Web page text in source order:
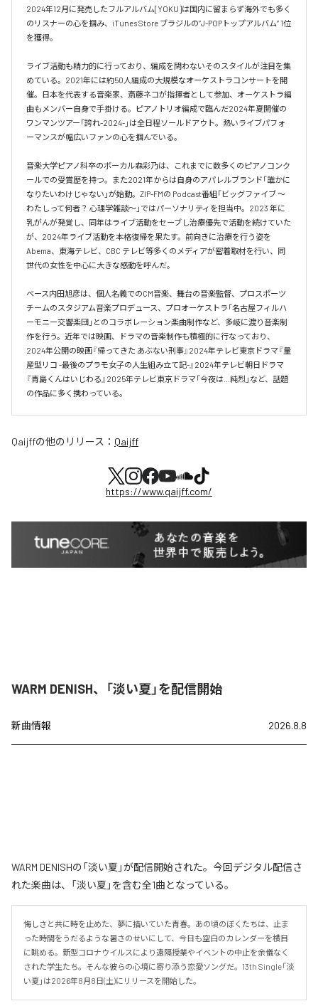
2024年12月に発売したフルアルバム[YOKU]は国内に留まらず海外でも多く
のリスナーの心を掴み、iTunes Store ブラジルの”J-POPトップアルバム” 1位
を獲得。
ライブ活動も精力的に行っており、編成を問わないそのスタイルが注目を集
めている。2021年には約50人編成の大規模なオーケストラコンサートを開
催。日本を代表する音楽家、斎藤ネコが指揮者として参加、オーケストラ編
曲もメンバー自身で手掛ける。ピアノトリオ編成で臨んだ2024年夏開催の
ワンマンツアー「誇れ-2024-」は全日程ソールドアウト。熱いライブパフォ
ーマンスが幅広いファンの心を掴んでいる。
音楽大学ピアノ科卒のボーカル森彩乃は、これまでに数多くのピアノコンク
ールでの受賞歴を持つ。また2021年からは自身のアパレルブランド「誰かに
なりたいわけじゃない」が始動。ZIP-FMの Podcast番組「ビッグファイブ 〜
わたしって何者？ 心理学雑談〜」ではパーソナリティを担当中。2023 年に
乳がんが発覚し、同年はライブ活動をセーブし治療優先で活動を続けていた
が、2024年ライブ活動を本格復帰を果たす。前向きに治療を行う姿を
Abema、東海テレビ、CBC テレビ等多くのメディアが密着取材を行い、同
世代の女性を中心に大きな感動を呼んだ。
ベース内田旭彦は、個人名義でのCM音楽、舞台の音楽監督、プロスポーツ
チームのスタジアム音楽プロデュース、プロオーケストラ「名古屋フィルハ
ーモニー交響楽団」とのコラボレーション楽曲制作など、多岐に渡り音楽制
作を行う。近年では映画、ドラマの音楽制作も積極的に行なっており、
2024年公開の映画『帰ってきた あぶない刑事』2024年テレビ東京ドラマ『量
産型リコ -最後のプラモ女子の人生組み立て記-』2024年テレビ朝日ドラマ
『青島くんはいじわる』2025年テレビ東京ドラマ「今夜は…純烈」など、話題
の作品に多く携わっている。
Qaijffの他のリリース： Qaijff
https://www.qaijff.com/
WARM DENISH、「淡い夏」を配信開始
新曲情報 2026.8.8
WARM DENISHの「淡い夏」が配信開始された。今回デジタル配信さ
れた楽曲は、「淡い夏」を含む全1曲となっている。
悔しさと共に時を止めた、夢に描いていた青春。あの頃のぼくたちは、止ま
った時間をうだるような暑さのせいにして、今日も空白のカレンダーを横目
に眺める。新型コロナウイルスにより遠隔授業やイベントの中止を余儀なく
された学生たち。そんな彼らの心境に寄り添う恋愛ソングだ。13th Single「淡
い夏」は2026年8月8日(土)にリリースを開始した。